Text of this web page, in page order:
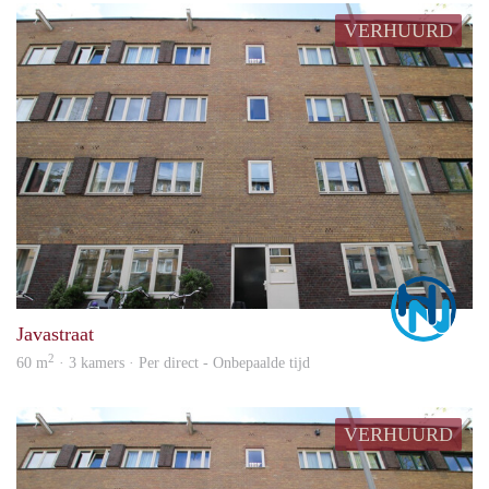
VERHUURD
Javastraat
60 m2 · 3 kamers · Per direct - Onbepaalde tijd
VERHUURD